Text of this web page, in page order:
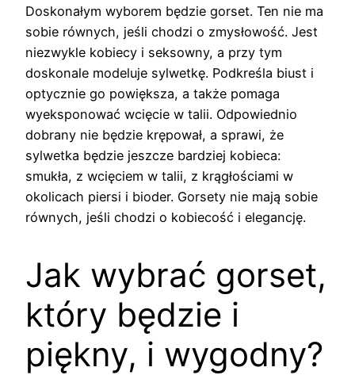
Doskonałym wyborem będzie gorset. Ten nie ma
sobie równych, jeśli chodzi o zmysłowość. Jest
niezwykle kobiecy i seksowny, a przy tym
doskonale modeluje sylwetkę. Podkreśla biust i
optycznie go powiększa, a także pomaga
wyeksponować wcięcie w talii. Odpowiednio
dobrany nie będzie krępował, a sprawi, że
sylwetka będzie jeszcze bardziej kobieca:
smukła, z wcięciem w talii, z krągłościami w
okolicach piersi i bioder. Gorsety nie mają sobie
równych, jeśli chodzi o kobiecość i elegancję.
Jak wybrać gorset,
który będzie i
piękny, i wygodny?